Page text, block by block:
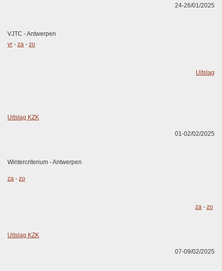
24-26/01/2025
VJTC - Antwerpen
vr - za - zo
Uitslag
Uitslag KZK
01-02/02/2025
Wintercriterium - Antwerpen
za - zo
za - zo
Uitslag KZK
07-09/02/2025